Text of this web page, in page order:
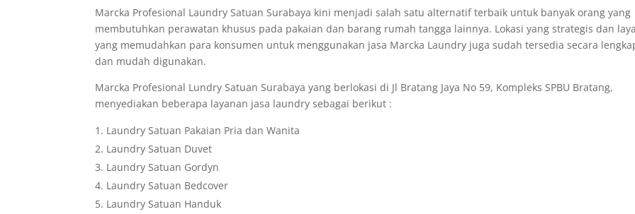
Marcka Profesional Laundry Satuan Surabaya kini menjadi salah satu alternatif terbaik untuk banyak orang yang
membutuhkan perawatan khusus pada pakaian dan barang rumah tangga lainnya. Lokasi yang strategis dan
yang memudahkan para konsumen untuk menggunakan jasa Marcka Laundry juga sudah tersedia secara
dan mudah digunakan.
Marcka Profesional Lundry Satuan Surabaya yang berlokasi di Jl Bratang Jaya No 59, Kompleks SPBU Bratang,
menyediakan beberapa layanan jasa laundry sebagai berikut :
Laundry Satuan Pakaian Pria dan Wanita
Laundry Satuan Duvet
Laundry Satuan Gordyn
Laundry Satuan Bedcover
Laundry Satuan Handuk